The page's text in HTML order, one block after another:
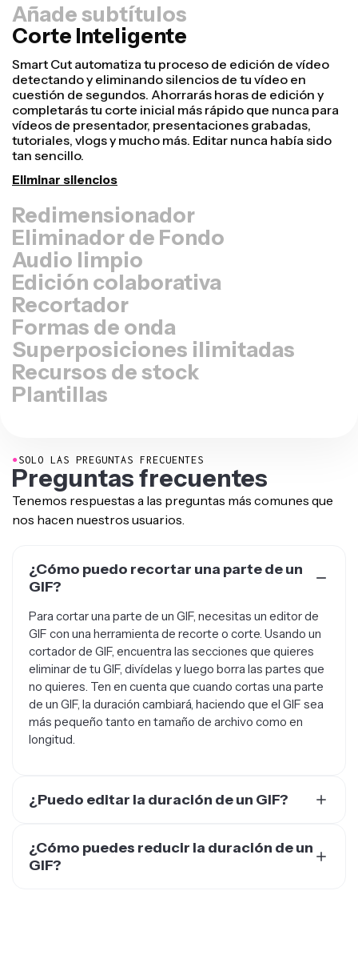
Añade subtítulos
Corte Inteligente
Redimensionador
¡Reutiliza vídeos más rápido y hazlos parecer más
profesionales con nuestra función de Resize Canvas!
En solo unos clics, puedes coger un único vídeo y
ajustarlo al tamaño perfecto para cualquier otra
plataforma, ya sea para TikTok, Youtube, Instagram,
Twitter, Linkedin o cualquier otro sitio.
Redimensionar vídeo
Eliminador de Fondo
Audio limpio
Edición colaborativa
Recortador
Formas de onda
Superposiciones ilimitadas
Recursos de stock
Plantillas
Preguntas frecuentes
Tenemos respuestas a las preguntas más comunes que
nos hacen nuestros usuarios.
GIF?
GIF con una herramienta de recorte o corte. Usando un
cortador de GIF, encuentra las secciones que quieres
eliminar de tu GIF, divídelas y luego borra las partes que
no quieres. Ten en cuenta que cuando cortas una parte
de un GIF, la duración cambiará, haciendo que el GIF sea
más pequeño tanto en tamaño de archivo como en
longitud.
Aunque hay montones de herramientas de edición de
GIF que solo se centran en modificar la longitud, un
GIF?